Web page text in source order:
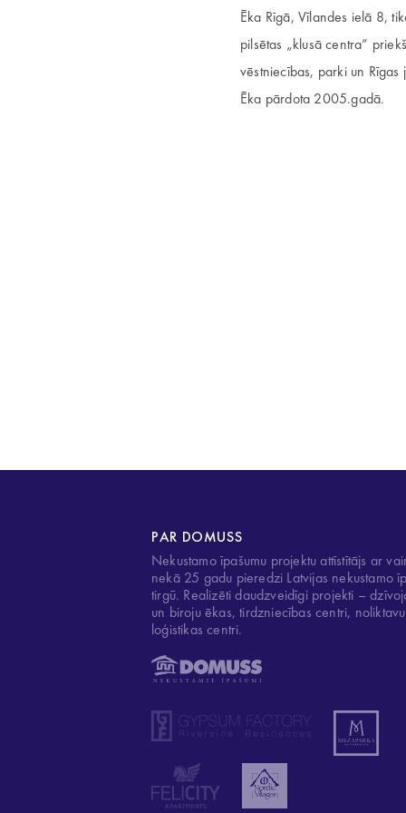
Ēka Rīgā, Vīlandes ielā 8,
pilsētas „klusā centra”
vēstniecības, parki un
Ēka pārdota 2005.gadā.
PAR DOMUSS
Nekustamo īpašumu projektu attīstītājs ar
nekā 25 gadu pieredzi Latvijas nekustamo
tirgū. Realizēti daudzveidīgi projekti –
un biroju ēkas, tirdzniecības centri,
loģistikas centri.